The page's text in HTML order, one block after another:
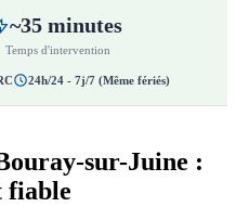
~35 minutes
Temps d'intervention
24h/24 - 7j/7 (Même fériés)
sur-Juine :
fiable